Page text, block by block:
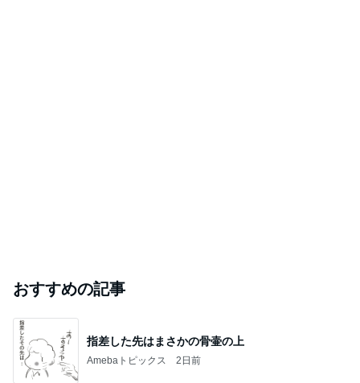
おすすめの記事
指差した先はまさかの骨壷の上
Amebaトピックス 2日前